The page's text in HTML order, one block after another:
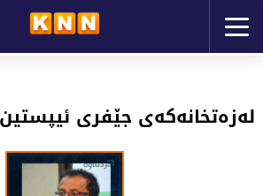
لەزەتخانەکەی جێفری ئیپستین